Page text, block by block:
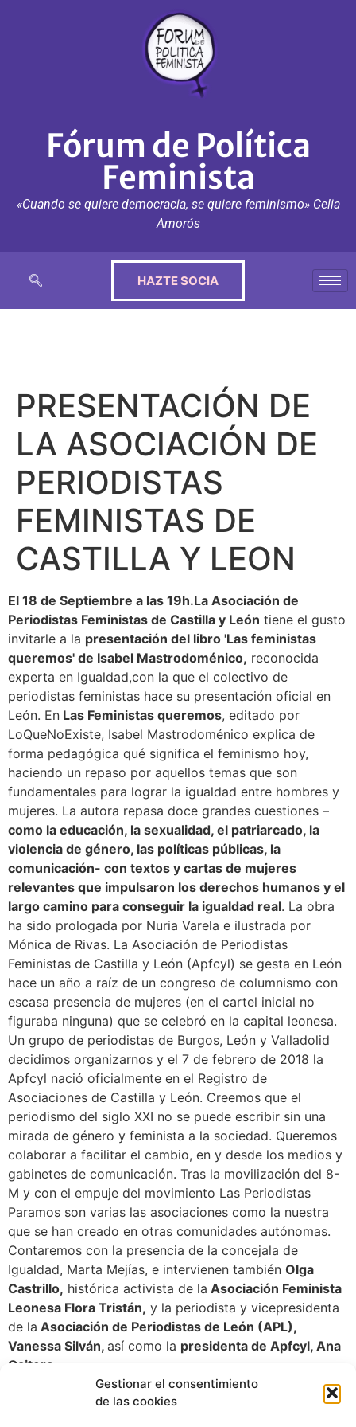
Gestionar el consentimiento
de las cookies
Fórum de Política
Feminista
«Cuando se quiere democracia, se quiere feminismo» Celia
Amorós
HAZTE SOCIA
PRESENTACIÓN DE
LA ASOCIACIÓN DE
PERIODISTAS
FEMINISTAS DE
CASTILLA Y LEON
El 18 de Septiembre a las 19h.La Asociación de
Periodistas Feministas de Castilla y León tiene el gusto
invitarle a la presentación del libro 'Las feministas
queremos' de Isabel Mastrodoménico, reconocida
experta en Igualdad,con la que el colectivo de
periodistas feministas hace su presentación oficial en
León. En Las Feministas queremos, editado por
LoQueNoExiste, Isabel Mastrodoménico explica de
forma pedagógica qué significa el feminismo hoy,
haciendo un repaso por aquellos temas que son
fundamentales para lograr la igualdad entre hombres y
mujeres. La autora repasa doce grandes cuestiones –
como la educación, la sexualidad, el patriarcado, la
violencia de género, las políticas públicas, la
comunicación- con textos y cartas de mujeres
relevantes que impulsaron los derechos humanos y el
largo camino para conseguir la igualdad real. La obra
ha sido prologada por Nuria Varela e ilustrada por
Mónica de Rivas. La Asociación de Periodistas
Feministas de Castilla y León (Apfcyl) se gesta en León
hace un año a raíz de un congreso de columnismo con
escasa presencia de mujeres (en el cartel inicial no
figuraba ninguna) que se celebró en la capital leonesa.
Un grupo de periodistas de Burgos, León y Valladolid
decidimos organizarnos y el 7 de febrero de 2018 la
Apfcyl nació oficialmente en el Registro de
Asociaciones de Castilla y León. Creemos que el
periodismo del siglo XXI no se puede escribir sin una
mirada de género y feminista a la sociedad. Queremos
colaborar a facilitar el cambio, en y desde los medios y
gabinetes de comunicación. Tras la movilización del 8-
M y con el empuje del movimiento Las Periodistas
Paramos son varias las asociaciones como la nuestra
que se han creado en otras comunidades autónomas.
Contaremos con la presencia de la concejala de
Igualdad, Marta Mejías, e intervienen también Olga
Castrillo, histórica activista de la Asociación Feminista
Leonesa Flora Tristán, y la periodista y vicepresidenta
de la Asociación de Periodistas de León (APL),
Vanessa Silván, así como la presidenta de Apfcyl, Ana
Gaitero.